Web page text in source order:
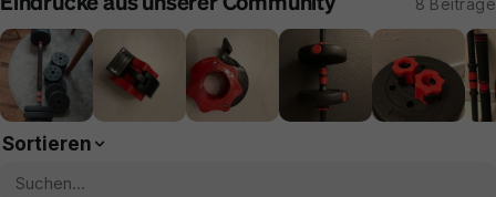
8 Beiträge
Sortieren